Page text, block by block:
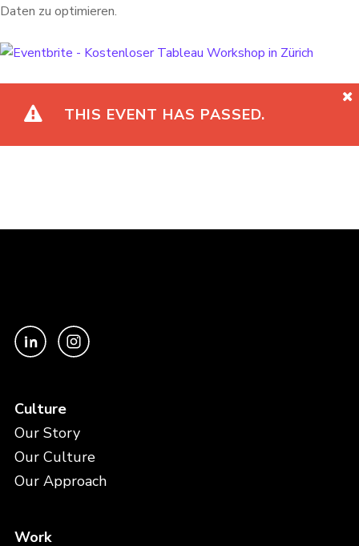
Daten zu optimieren.
THIS EVENT HAS PASSED.
Culture
Our Story
Our Culture
Our Approach
Work